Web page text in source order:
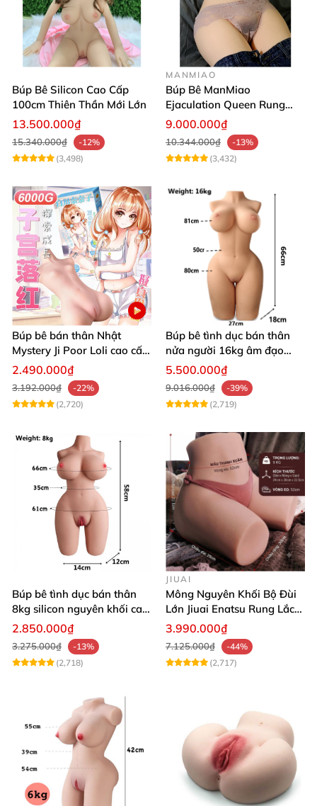
Búp Bê Silicon Cao Cấp
100cm Thiên Thần Mới Lớn
13.500.000₫
15.340.000₫
-12%
(3,498)
MANMIAO
Búp Bê ManMiao
Ejaculation Queen Rung
Cảm Biến Sưởi Ấm Xuất
9.000.000₫
10.344.000₫
-13%
(3,432)
Búp bê bán thân Nhật
Mystery Ji Poor Loli cao cấp
6kg
2.490.000₫
3.192.000₫
-22%
(2,720)
Búp bê tình dục bán thân
nửa người 16kg âm đạo
silicon khít hồng có khung
5.500.000₫
9.016.000₫
-39%
(2,719)
Búp bê tình dục bán thân
8kg silicon nguyên khối cao
cấp
2.850.000₫
3.275.000₫
-13%
(2,718)
JIUAI
Mông Nguyên Khối Bộ Đùi
Lớn Jiuai Enatsu Rung Lắc
Siêu Thật
3.990.000₫
7.125.000₫
-44%
(2,717)